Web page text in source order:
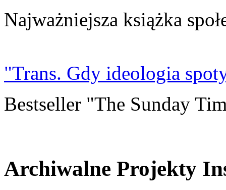
Najważniejsza książka
"Trans. Gdy ideologia
Bestseller "The Sunday
Archiwalne Projekty